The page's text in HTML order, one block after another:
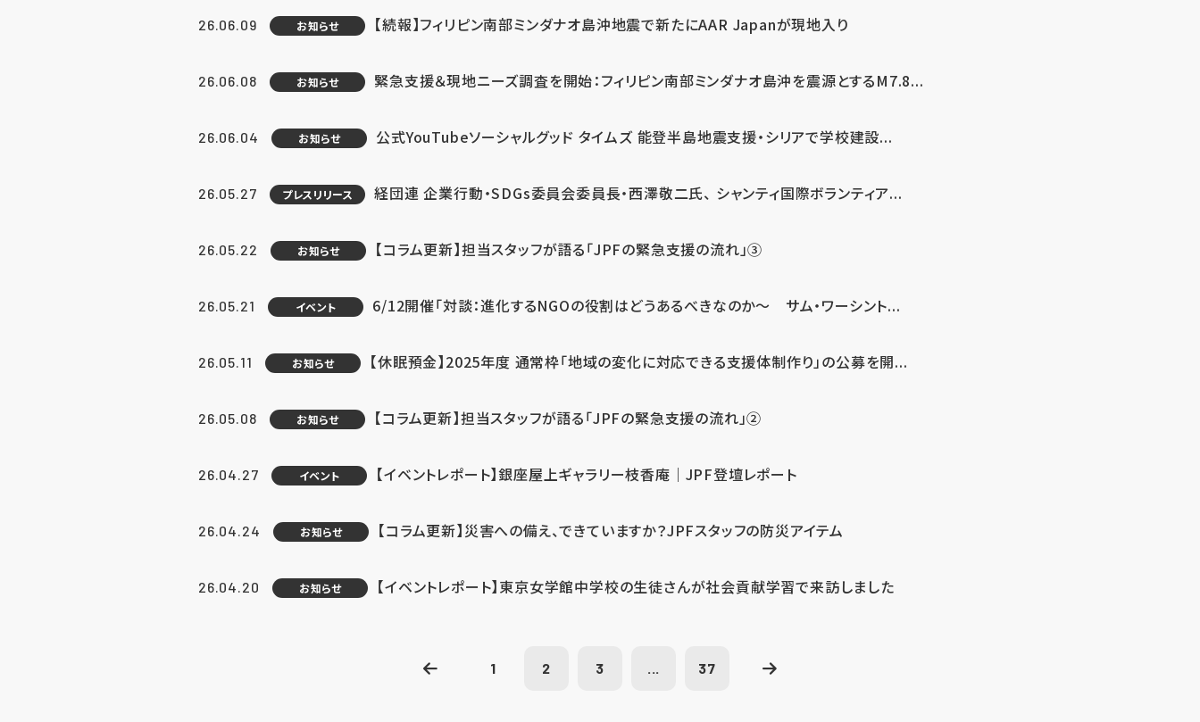
26.06.09 お知らせ 【続報】フィリピン南部ミンダナオ島沖地震で新たにAAR Japanが現地入り
26.06.08 お知らせ 緊急支援＆現地ニーズ調査を開始：フィリピン南部ミンダナオ島沖を震源とするM7.8...
26.06.04 お知らせ 公式YouTubeソーシャルグッド タイムズ 能登半島地震支援・シリアで学校建設...
26.05.27 プレスリリース 経団連 企業行動・SDGs委員会委員長・西澤敬二氏、 シャンティ国際ボランティア...
26.05.22 お知らせ 【コラム更新】担当スタッフが語る「JPFの緊急支援の流れ」③
26.05.21 イベント 6/12開催「対談：進化するNGOの役割はどうあるべきなのか～ サム・ワーシント...
26.05.11 お知らせ 【休眠預金】2025年度 通常枠「地域の変化に対応できる支援体制作り」の公募を開...
26.05.08 お知らせ 【コラム更新】担当スタッフが語る「JPFの緊急支援の流れ」②
26.04.27 イベント 【イベントレポート】銀座屋上ギャラリー枝香庵｜JPF登壇レポート
26.04.24 お知らせ 【コラム更新】災害への備え、できていますか？JPFスタッフの防災アイテム
26.04.20 お知らせ 【イベントレポート】東京女学館中学校の生徒さんが社会貢献学習で来訪しました
1 2 3 ... 37